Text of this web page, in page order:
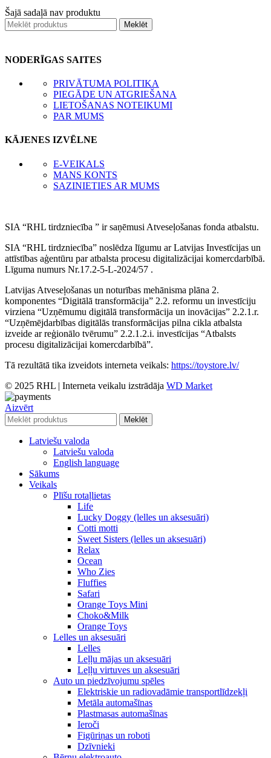
Šajā sadaļā nav produktu
Meklēt
NODERĪGAS SAITES
PRIVĀTUMA POLITIKA
PIEGĀDE UN ATGRIEŠANA
LIETOŠANAS NOTEIKUMI
PAR MUMS
KĀJENES IZVĒLNE
E-VEIKALS
MANS KONTS
SAZINIETIES AR MUMS
SIA “RHL tirdzniecība ” ir saņēmusi Atveseļošanas fonda atbalstu.
SIA “RHL tirdzniecība” noslēdza līgumu ar Latvijas Investīcijas un
attīstības aģentūru par atbalsta procesu digitalizācijai komercdarbībā.
Līguma numurs Nr.17.2-5-L-2024/57 .
Latvijas Atveseļošanas un noturības mehānisma plāna 2.
komponentes “Digitālā transformācija” 2.2. reformu un investīciju
virziena “Uzņēmumu digitālā transformācija un inovācijas” 2.2.1.r.
“Uzņēmējdarbības digitālās transformācijas pilna cikla atbalsta
izveide ar reģionālo tvērumu” 2.2.1.2.i. investīcijas “Atbalsts
procesu digitalizācijai komercdarbībā”.
Tā rezultātā tika izveidots interneta veikals: https://toystore.lv/
© 2025 RHL | Interneta veikalu izstrādāja WD Market
Aizvērt
Meklēt
Latviešu valoda
Latviešu valoda
English language
Sākums
Veikals
Plīšu rotaļlietas
Life
Lucky Doggy (lelles un aksesuāri)
Cotti motti
Sweet Sisters (lelles un aksesuāri)
Relax
Ocean
Who Zies
Fluffies
Safari
Orange Toys Mini
Choko&Milk
Orange Toys
Lelles un aksesuāri
Lelles
Leļļu mājas un aksesuāri
Leļļu virtuves un aksesuāri
Auto un piedzīvojumu spēles
Elektriskie un radiovadāmie transportlīdzekļi
Metāla automašīnas
Plastmasas automašīnas
Ieroči
Figūriņas un roboti
Dzīvnieki